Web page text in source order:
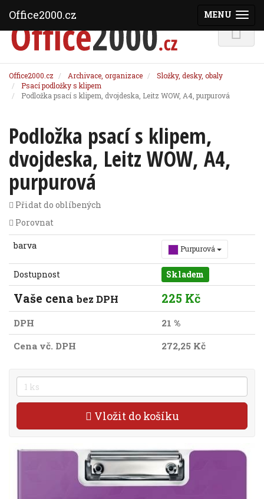
Office2000.cz Archivace, organizace
Složky, desky, obaly
Psací podložky s klipem
Podložka psací s klipem, dvojdeska, Leitz WOW, A4, purpurová
Podložka psací s klipem,
dvojdeska, Leitz WOW, A4,
purpurová
Přidat do oblíbených
Porovnat
barva Purpurová
Dostupnost Skladem
Vaše cena bez DPH 225 Kč
DPH
21 %
Cena vč. DPH
272,25 Kč
Vložit do košíku
MENU
Office2000.cz